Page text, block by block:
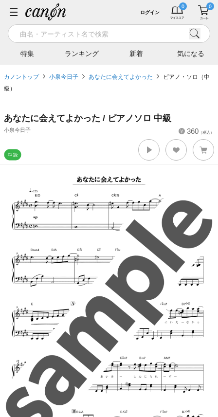
特集 ランキング 新着 気になる
ログイン
カノントップ 小泉今日子 あなたに会えてよかった
ピアノ・ソロ（中
級）
あなたに会えてよかった / ピアノソロ 中級
小泉今日子 360 （税込）